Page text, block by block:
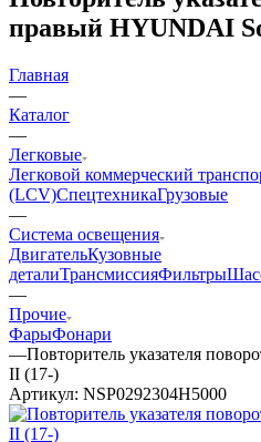
правый HYUNDAI
Главная
—
Каталог
—
Легковые
Легковой коммерческий
(LCV)СпецтехникаГрузовые
—
Система освещения
ДвигательКузовные
деталиТрансмиссияФильтры
—
Прочие
ФарыФонари
—Повторитель указателя
II (17-)
Артикул: NSP0292304H5000